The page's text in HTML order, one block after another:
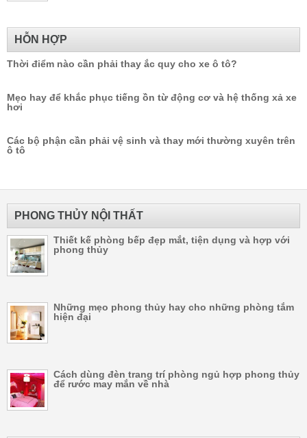
HỖN HỢP
Thời điểm nào cần phải thay ắc quy cho xe ô tô?
Mẹo hay để khắc phục tiếng ồn từ động cơ và hệ thống xả xe
hơi
Các bộ phận cần phải vệ sinh và thay mới thường xuyên trên
ô tô
PHONG THỦY NỘI THẤT
Thiết kế phòng bếp đẹp mắt, tiện dụng và hợp với
phong thủy
Những mẹo phong thủy hay cho những phòng tắm
hiện đại
Cách dùng đèn trang trí phòng ngủ hợp phong thủy
để rước may mắn về nhà